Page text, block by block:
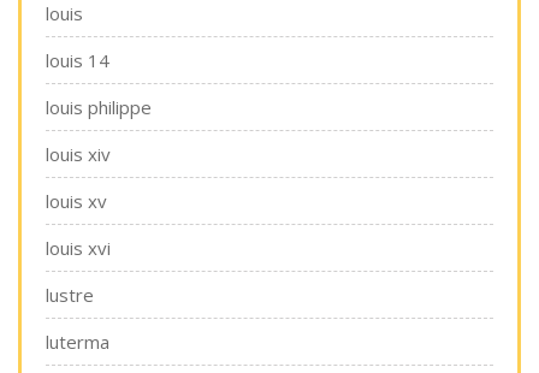
louis
louis 14
louis philippe
louis xiv
louis xv
louis xvi
lustre
luterma